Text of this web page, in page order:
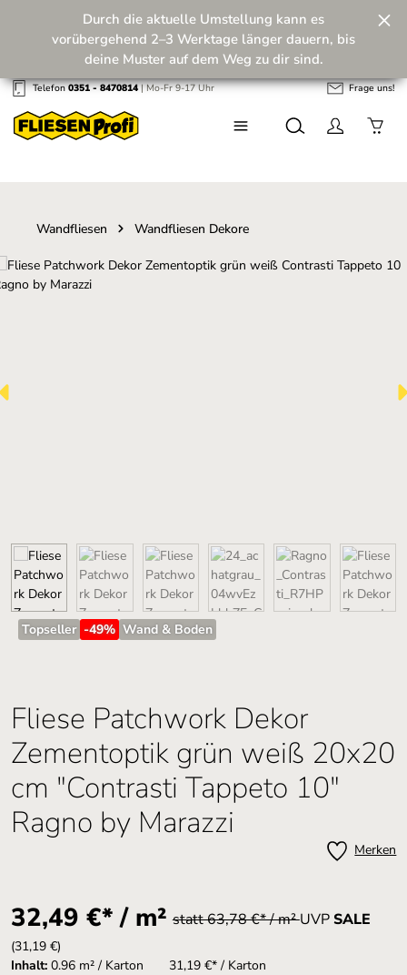
Zum Hauptinhalt springen
Zukunft! 💪
Durch die aktuelle Umstellung kann es
vorübergehend 2–3 Werktage länger dauern, bis
deine Muster auf dem Weg zu dir sind.
Telefon0351 - 8470814| Mo-Fr 9-17 Uhr Frage uns!
Wandfliesen Wandfliesen Dekore
Bildergalerie überspringen
Topseller -49% Wand & Boden
Fliese Patchwork Dekor
Zementoptik grün weiß 20x20
cm "Contrasti Tappeto 10"
Ragno by Marazzi
Merken
32,49 €* / m² statt 63,78 €* / m²UVPSALE
(31,19 €)
Inhalt: 0.96 m² / Karton 31,19 €* / Karton